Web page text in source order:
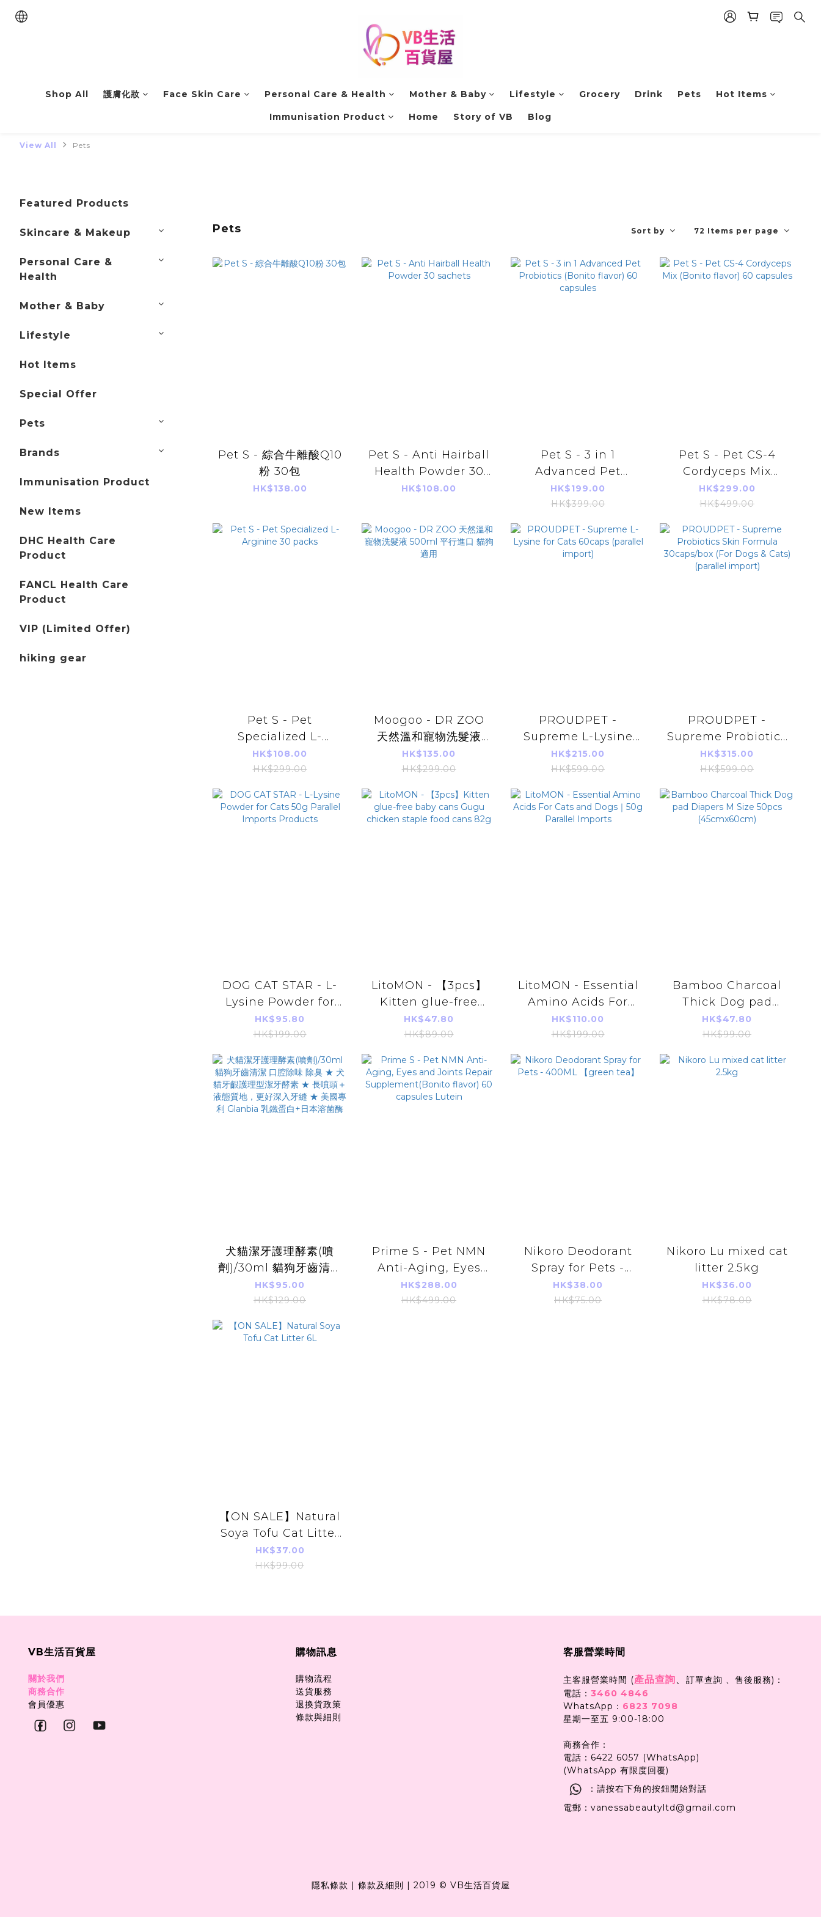
Shop All 護膚化妝 Face Skin Care Personal Care & Health Mother & Baby Lifestyle Grocery Drink Pets Hot Items
Immunisation Product Home Story of VB Blog
View All Pets
Featured Products
Skincare & Makeup
Personal Care &
Health
Mother & Baby
Lifestyle
Hot Items
Special Offer
Pets
Brands
Immunisation Product
New Items
DHC Health Care
Product
FANCL Health Care
Product
VIP (Limited Offer)
hiking gear
Pets Sort by 72 Items per page
Pet S - 綜合牛離酸Q10
粉 30包
HK$138.00
Pet S - Anti Hairball
Health Powder 30
sachets
HK$108.00
Pet S - 3 in 1
Advanced Pet
Probiotics (Bonito
flavor) 60 capsules
HK$199.00
HK$399.00
Pet S - Pet CS-4
Cordyceps Mix
(Bonito flavor) 60
capsules
HK$299.00
HK$499.00
Pet S - Pet
Specialized L-
Arginine 30 packs
HK$108.00
HK$299.00
Moogoo - DR ZOO
天然溫和寵物洗髮液
500ml 平行進口 貓狗
適用
HK$135.00
HK$299.00
PROUDPET -
Supreme L-Lysine
for Cats 60caps
(parallel import)
HK$215.00
HK$599.00
PROUDPET -
Supreme Probiotics
Skin Formula
30caps/box (For
(parallel import)
HK$315.00
HK$599.00
DOG CAT STAR - L-
Lysine Powder for
Cats 50g Parallel
Imports Products
HK$95.80
HK$199.00
LitoMON - 【3pcs】
Kitten glue-free
baby cans Gugu
chicken staple food
HK$47.80
HK$89.00
LitoMON - Essential
Amino Acids For
Cats and Dogs｜50g
Parallel Imports
HK$110.00
HK$199.00
Bamboo Charcoal
Thick Dog pad
Diapers M Size
50pcs (45cmx60cm)
HK$47.80
HK$99.00
犬貓潔牙護理酵素(噴
劑)/30ml 貓狗牙齒清潔
口腔除味 除臭 ★ 犬貓
牙齦護理型潔牙酵素 ★
好深入牙縫 ★ 美國專利
HK$95.00
HK$129.00
Prime S - Pet NMN
Anti-Aging, Eyes
and Joints Repair
Supplement(Bonito
HK$288.00
HK$499.00
Nikoro Deodorant
Spray for Pets -
400ML 【green
tea】
HK$38.00
HK$75.00
Nikoro Lu mixed cat
litter 2.5kg
HK$36.00
HK$78.00
【ON SALE】Natural
Soya Tofu Cat Litter
6L
HK$37.00
HK$99.00
VB生活百貨屋
關於我們
商務合作
會員優惠
購物訊息
購物流程
送貨服務
退換貨政策
條款與細則
客服營業時間
主客服營業時間 (產品查詢、 訂單查詢 、售後服務)：
電話： 3460 4846
WhatsApp： 6823 7098
星期一至五 9:00-18:00
商務合作：
電話：6422 6057 (WhatsApp)
(WhatsApp 有限度回覆)
：請按右下角的按鈕開始對話
電郵：vanessabeautyltd@gmail.com
隱私條款 | 條款及細則 | 2019 © VB生活百貨屋